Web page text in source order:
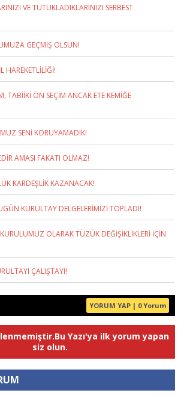
VE TUTUKLADIKLARINIZI SERBEST
GEÇMİŞ OLSUN!
HAREKETLİLİĞİ!
TABİİKİ ÖN SEÇİM ANCAK ETE KEMİĞE
SENİ KORUYAMADIK!
AMASI FAKATI OLMAZ!
KARDEŞLİK KAZANACAK!
KURULTAY DELGELERİMİZİ TOPLADI!
OLARAK TÜZÜK DEĞİŞİKLİKLERİ İÇİN
ÇALIŞTAYI!
YORUM YAP | 0 Yorum
Yazı'ya ilk yorum yapan
siz olun.